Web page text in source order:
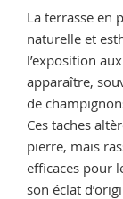
La terrasse en
naturelle et
l’exposition
apparaître,
de
Ces taches
pierre, mais
efficaces pour
son éclat